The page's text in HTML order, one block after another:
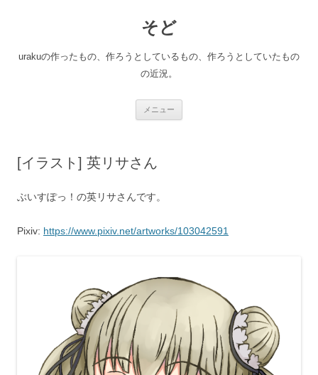
へ
そど
urakuの作ったもの、作ろうとしているもの、作ろうとしていたもの
の近況。
メニュー
[イラスト] 英リサさん
ぶいすぽっ！の英リサさんです。
Pixiv: https://www.pixiv.net/artworks/103042591